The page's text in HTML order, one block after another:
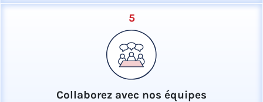
5
Collaborez avec nos équipes